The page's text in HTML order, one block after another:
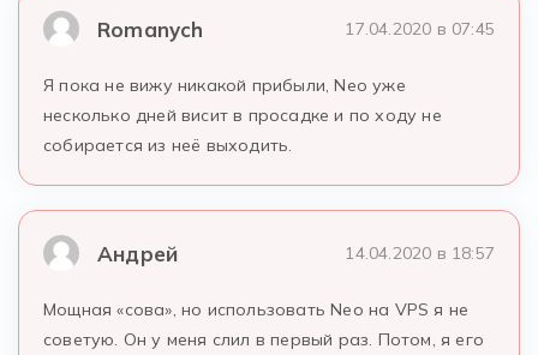
Romanych 17.04.2020 в 07:45
Я пока не вижу никакой прибыли, Neo уже
несколько дней висит в просадке и по ходу не
собирается из неё выходить.
Андрей 14.04.2020 в 18:57
Мощная «сова», но использовать Neo на VPS я не
советую. Он у меня слил в первый раз. Потом, я его